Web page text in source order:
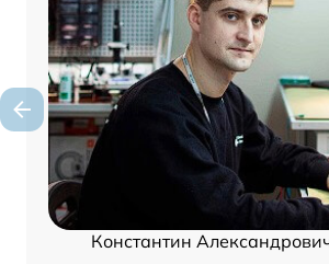
Константин